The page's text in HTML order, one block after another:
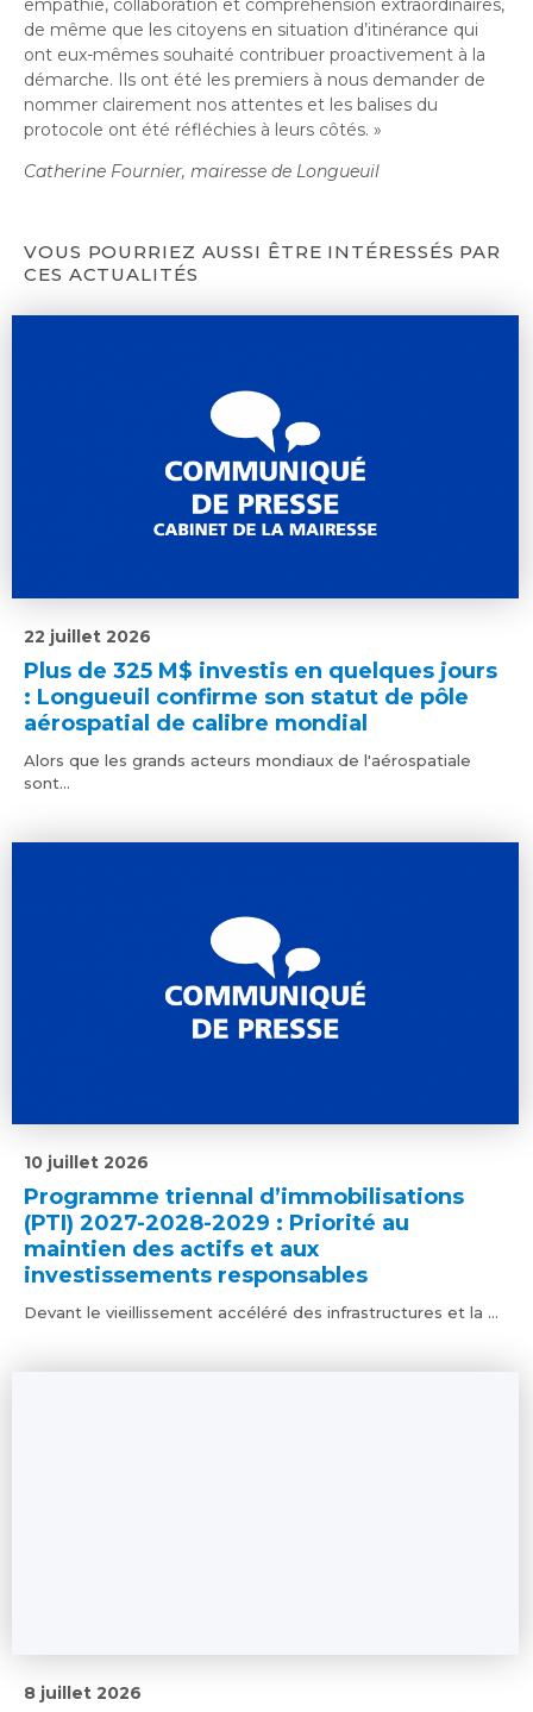
empathie, collaboration et compréhension extraordinaires,
de même que les citoyens en situation d’itinérance qui
ont eux-mêmes souhaité contribuer proactivement à la
démarche. Ils ont été les premiers à nous demander de
nommer clairement nos attentes et les balises du
protocole ont été réfléchies à leurs côtés. »
Catherine Fournier, mairesse de Longueuil
VOUS POURRIEZ AUSSI ÊTRE INTÉRESSÉS PAR
CES ACTUALITÉS
Plus de 325 M$ investis en quelques jours
: Longueuil confirme son statut de pôle
aérospatial de calibre mondial
22 juillet 2026
Alors que les grands acteurs mondiaux de l'aérospatiale
sont...
Programme triennal d’immobilisations
(PTI) 2027-2028-2029 : Priorité au
maintien des actifs et aux
investissements responsables
10 juillet 2026
Devant le vieillissement accéléré des infrastructures et la ...
8 juillet 2026